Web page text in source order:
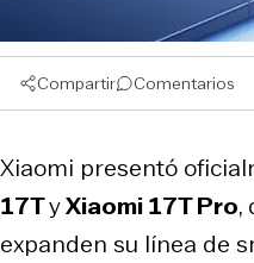
Compartir Comentarios
Xiaomi presentó
17TyXiaomi 17T Pro,
expanden su línea de